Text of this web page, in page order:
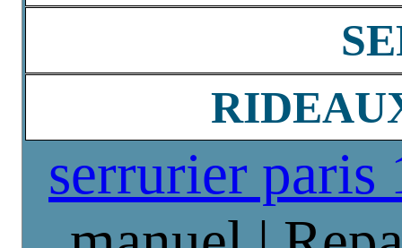
serrurier paris